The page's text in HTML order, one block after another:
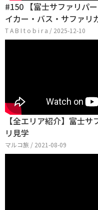
#150 【富士サファリパ
イカー・バス・サファリ
T A B I t o b i r a / 2025-12-10
【全エリア紹介】富士
リ見学
マルコ旅 / 2021-08-09